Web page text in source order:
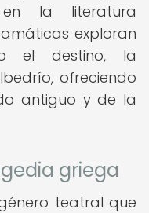
la literatura
exploran
el destino, la
ofreciendo
antiguo y de la
griega
teatral que